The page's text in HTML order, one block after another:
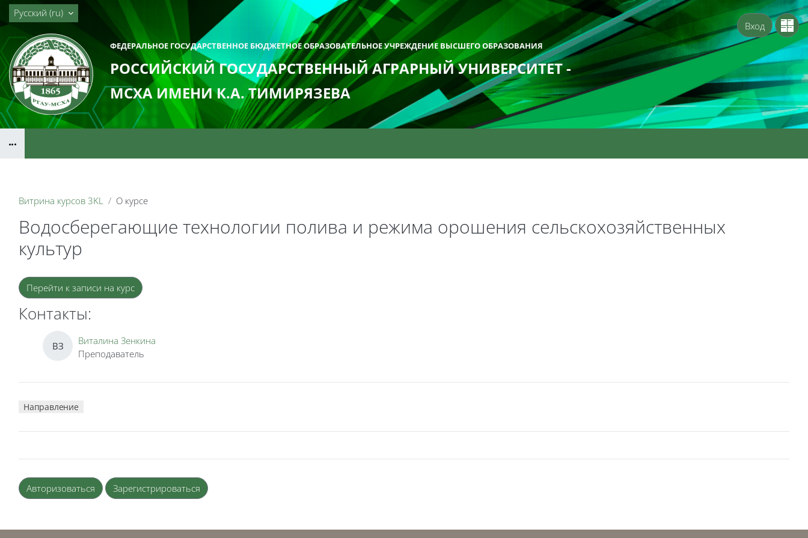
Перейти к основному содержанию
ФЕДЕРАЛЬНОЕ ГОСУДАРСТВЕННОЕ БЮДЖЕТНОЕ ОБРАЗОВАТЕЛЬНОЕ УЧРЕЖДЕНИЕ ВЫСШЕГО ОБРАЗОВАНИЯ
РОССИЙСКИЙ ГОСУДАРСТВЕННЫЙ АГРАРНЫЙ УНИВЕРСИТЕТ -
МСХА ИМЕНИ К.А. ТИМИРЯЗЕВА
Русский ‎(ru)‎
Вход
Витрина курсов 3KL О курсе
Водосберегающие технологии полива и режима орошения сельскохозяйственных
культур
Блоки
Перейти к записи на курс
Контакты:
ВЗ
Виталина Зенкина
Преподаватель
Направление
Авторизоваться Зарегистрироваться